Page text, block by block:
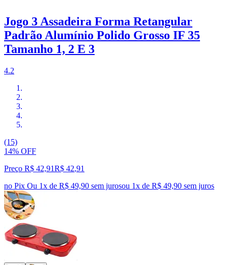
Jogo 3 Assadeira Forma Retangular
Padrão Alumínio Polido Grosso IF 35
Tamanho 1, 2 E 3
4.2
(15)
14% OFF
Preço R$ 42,91R$ 42,91
no Pix Ou 1x de R$ 49,90 sem jurosou 1x de R$ 49,90 sem juros